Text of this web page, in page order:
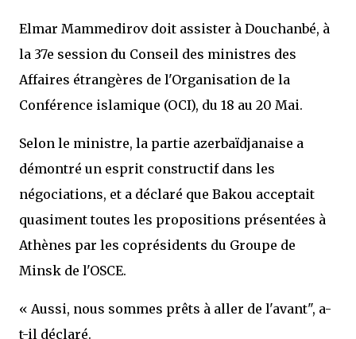
Elmar Mammedirov doit assister à Douchanbé, à
la 37e session du Conseil des ministres des
Affaires étrangères de l'Organisation de la
Conférence islamique (OCI), du 18 au 20 Mai.
Selon le ministre, la partie azerbaïdjanaise a
démontré un esprit constructif dans les
négociations, et a déclaré que Bakou acceptait
quasiment toutes les propositions présentées à
Athènes par les coprésidents du Groupe de
Minsk de l'OSCE.
« Aussi, nous sommes prêts à aller de l'avant", a-
t-il déclaré.